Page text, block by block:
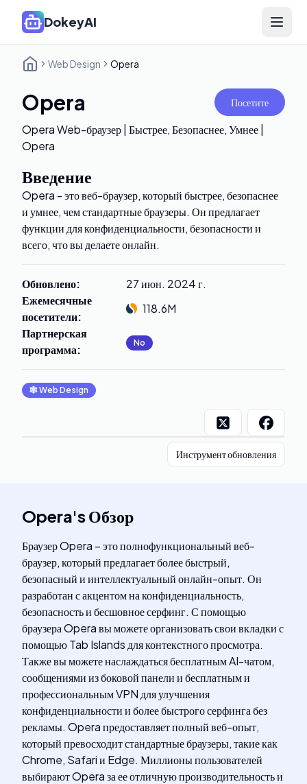
DokeyAI Open
Web Design Opera
Opera Посетите
Opera Web-браузер | Быстрее, Безопаснее, Умнее |
Opera
Введение
Opera - это веб-браузер, который быстрее, безопаснее
и умнее, чем стандартные браузеры. Он предлагает
функции для конфиденциальности, безопасности и
всего, что вы делаете онлайн.
Обновлено:
27 июн. 2024 г.
Ежемесячные
посетители:
118.6M
Партнерская
программа: No
🕸Web Design
Инструмент обновления
Opera'sОбзор
Браузер Opera – это полнофункциональный веб-
браузер, который предлагает более быстрый,
безопасный и интеллектуальный онлайн-опыт. Он
разработан с акцентом на конфиденциальность,
безопасность и бесшовное серфинг. С помощью
браузера Opera вы можете организовать свои вкладки с
помощью Tab Islands для контекстного просмотра.
Также вы можете наслаждаться бесплатным AI-чатом,
сообщениями из боковой панели и бесплатным и
профессиональным VPN для улучшения
конфиденциальности и более быстрого серфинга без
рекламы. Opera предоставляет полный веб-опыт,
который превосходит стандартные браузеры, такие как
Chrome, Safari и Edge. Миллионы пользователей
выбирают Opera за ее отличную производительность и